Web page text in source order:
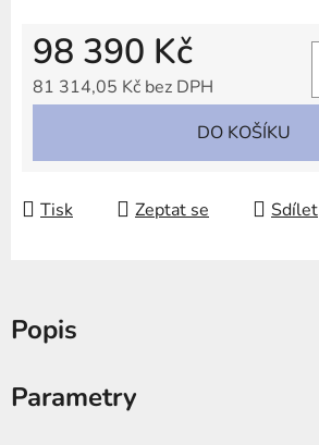
98 390 Kč
81 314,05 Kč bez DPH
DO KOŠÍKU
Tisk Zeptat se Sdílet
Popis
Parametry